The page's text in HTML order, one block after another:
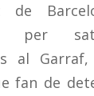
de
per
al
fan de